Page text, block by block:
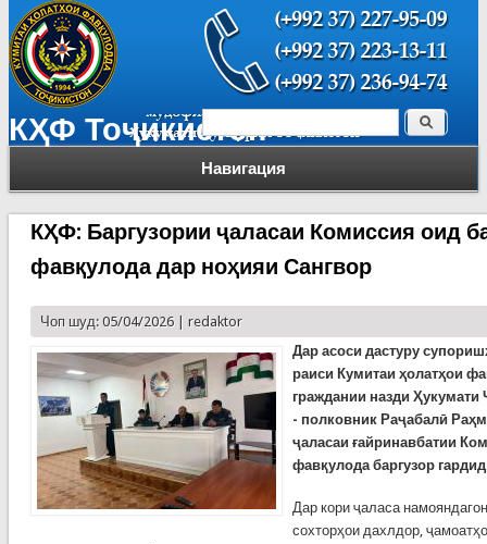
КҲФ Тоҷикистон
Навигация
Форма поиска Поиск
КҲФ: Баргузории ҷаласаи Комиссия оид
фавқулода дар ноҳияи Сангвор
Чоп шуд: 05/04/2026 | redaktor
Дар асоси дастуру
раиси Кумитаи ҳолатҳои
граждании назди Ҳукумати
- полковник Раҷабалӣ
ҷаласаи ғайринавбатии
фавқулода баргузор
Дар кори ҷаласа
сохторҳои дахлдор,